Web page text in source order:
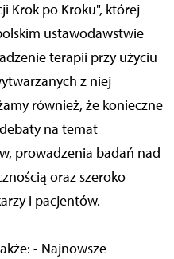
Krok po Kroku", której
ustawodawstwie
terapii przy użyciu
z niej
również, że konieczne
na temat
prowadzenia badań nad
oraz szeroko
i pacjentów.
- Najnowsze